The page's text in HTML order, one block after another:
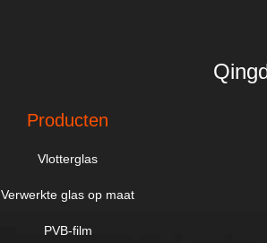
Producten
Vlotterglas
Verwerkte glas op maat
PVB-film